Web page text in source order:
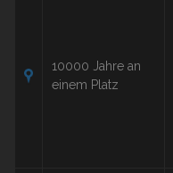
10000 Jahre an
einem Platz